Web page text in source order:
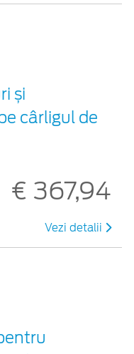
și
cârligul de
€ 367,94
Vezi detalii